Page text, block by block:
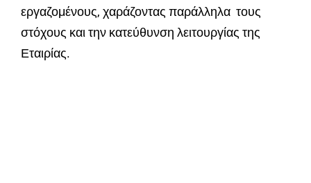
εργαζομένους, χαράζοντας παράλληλα τους
στόχους και την κατεύθυνση λειτουργίας της
Εταιρίας.